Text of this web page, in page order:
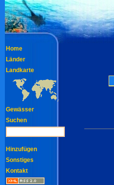
Home
Länder
Landkarte
Gewässer
Suchen
Hinzufügen
Sonstiges
Kontakt